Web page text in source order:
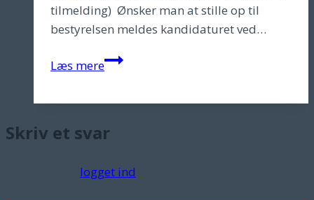
tilmelding) Ønsker man at stille op til
bestyrelsen meldes kandidaturet ved…
Læs mereGenerelforsamling
Skriv et svar
logget ind